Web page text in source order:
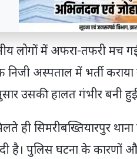
लोगों में अफरा-तफरी मच
अस्पताल में भर्ती
उसकी हालत गंभीर बनी
ही सिमरीबख्तियारपुर
है। पुलिस घटना के कारणों